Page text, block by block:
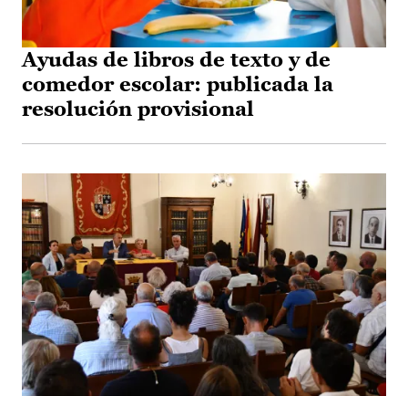
Ayudas de libros de texto y de
comedor escolar: publicada la
resolución provisional